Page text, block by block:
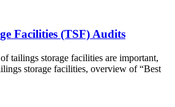
Facilities (TSF) Audits
tailings storage facilities are important,
storage facilities, overview of “Best